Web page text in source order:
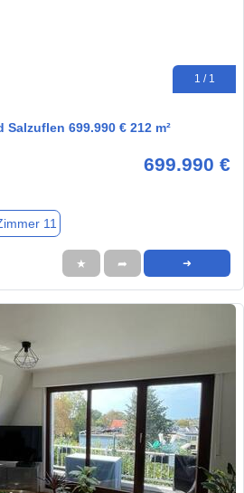
1 / 1
699.990 € 212 m²
699.990 €
11
★ ➦ ➜